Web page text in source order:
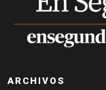
ARCHIVOS